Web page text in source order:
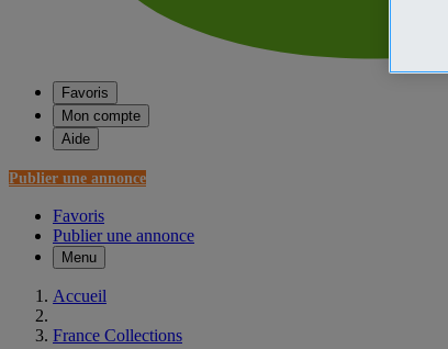
Favoris
Mon compte
Aide
Publier une annonce
Favoris
Publier une annonce
Menu
Accueil
France Collections